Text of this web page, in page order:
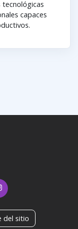
tecnológicas
capaces
del sitio